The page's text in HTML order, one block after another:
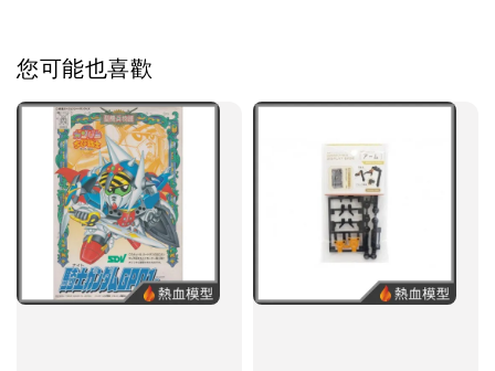
您可能也喜歡